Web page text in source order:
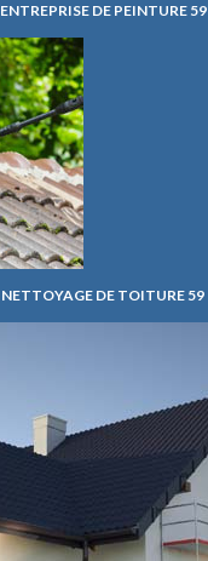
ENTREPRISE DE PEINTURE 59
NETTOYAGE DE TOITURE 59